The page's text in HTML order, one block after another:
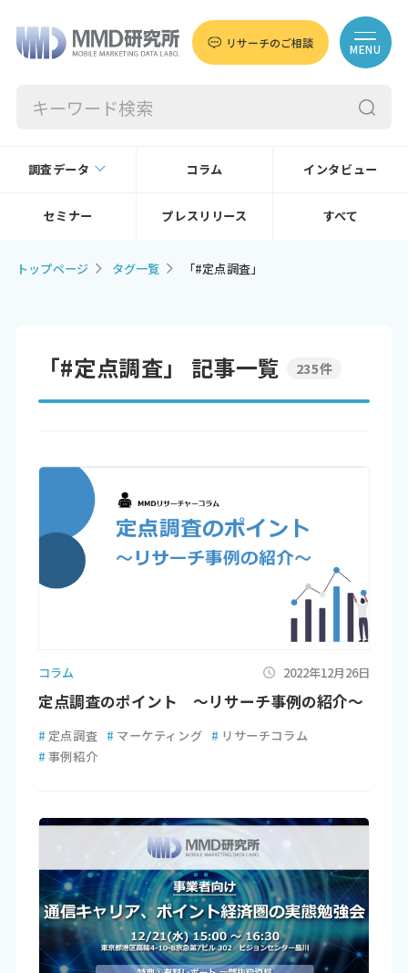
リサーチのご相談 MENU
調査データ コラム インタビュー
セミナー プレスリリース すべて
トップページ タグ一覧 「#定点調査」
「#定点調査」 記事一覧 235件
コラム 2022年12月26日
定点調査のポイント ～リサーチ事例の紹介～
# 定点調査 # マーケティング # リサーチコラム
# 事例紹介